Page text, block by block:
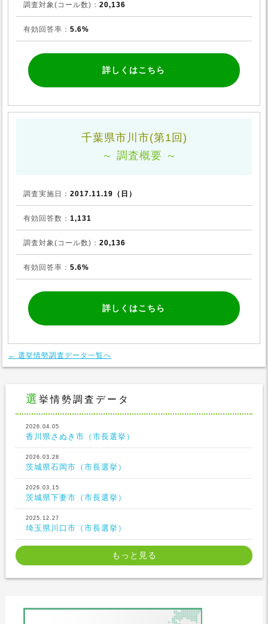
調査対象(コール数)： 20,136
有効回答率： 5.6%
詳しくはこちら
千葉県市川市(第1回)
～ 調査概要 ～
調査実施日： 2017.11.19（日）
有効回答数： 1,131
調査対象(コール数)： 20,136
有効回答率： 5.6%
詳しくはこちら
← 選挙情勢調査データ一覧へ
選挙情勢調査データ
2026.04.05
香川県さぬき市（市長選挙）
2026.03.28
茨城県石岡市（市長選挙）
2026.03.15
茨城県下妻市（市長選挙）
2025.12.27
埼玉県川口市（市長選挙）
もっと見る